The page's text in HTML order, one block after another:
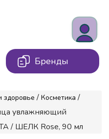
Бренды
здоровье / Косметика /
увлажняющий
/ ШЕЛК Rose, 90 мл